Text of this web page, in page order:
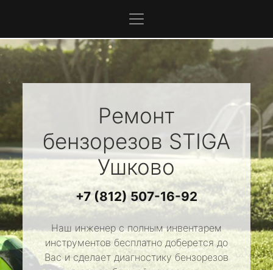
Ремонт
бензорезов STIGA
Ушково
+7 (812) 507-16-92
Наш инженер с полным инвентарем
инструментов бесплатно доберется до
Вас и сделает диагностику бензорезов